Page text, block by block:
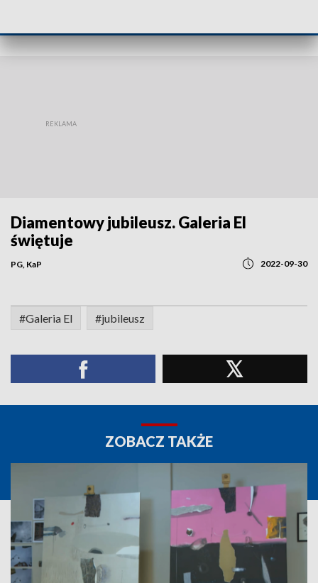
Diamentowy jubileusz. Galeria El
świętuje
PG, KaP 2022-09-30
#Galeria El #jubileusz
ZOBACZ TAKŻE